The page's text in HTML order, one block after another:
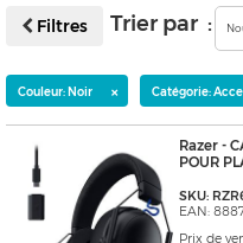
Filtres Trier par :
Couleur: Noir × Catégorie:
Razer -
POUR
SKU:
EAN:
Prix de